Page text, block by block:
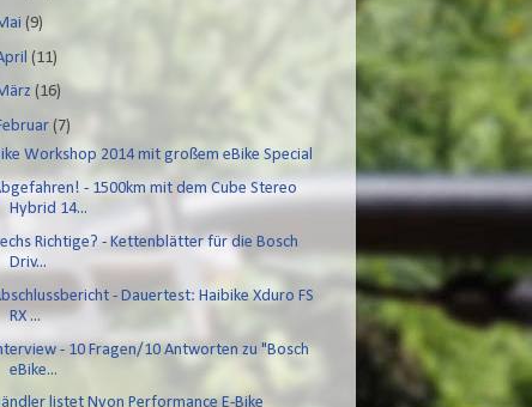
(9)
(11)
(16)
(7)
Workshop 2014 mit großem eBike Special
- 1500km mit dem Cube Stereo
Hybrid 14...
Richtige? - Kettenblätter für die Bosch
Driv...
- Dauertest: Haibike Xduro FS
RX ...
- 10 Fragen/10 Antworten zu "Bosch
eBike...
listet Nyon Performance E-Bike